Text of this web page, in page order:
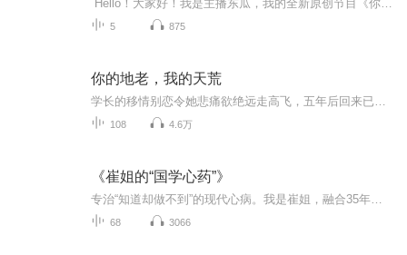
5 875
你的地老，我的天荒
108 4.6万
《崔姐的“国学心药”》
68 3066